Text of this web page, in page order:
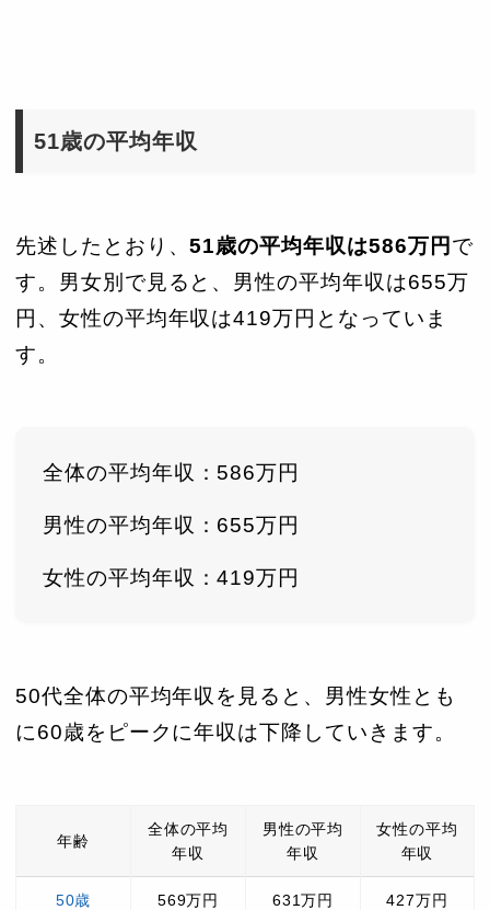
51歳の平均年収
先述したとおり、51歳の平均年収は586万円 で
す。男女別で見ると、男性の平均年収は655万
円、女性の平均年収は419万円となっていま
す。
全体の平均年収：586万円
男性の平均年収：655万円
女性の平均年収：419万円
50代全体の平均年収を見ると、男性女性とも
に60歳をピークに年収は下降していきます。
年齢
全体の平均
年収
男性の平均
年収
女性の平均
年収
50歳 569万円 631万円 427万円